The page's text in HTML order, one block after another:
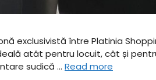
exclusivistă între Platinia
atât pentru locuit, cât și
sudică … Read more